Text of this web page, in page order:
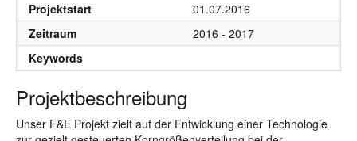
Projektstart
01.07.2016
Zeitraum
2016 - 2017
Keywords
Projektbeschreibung
Unser F&E Projekt zielt auf der Entwicklung einer Technologie